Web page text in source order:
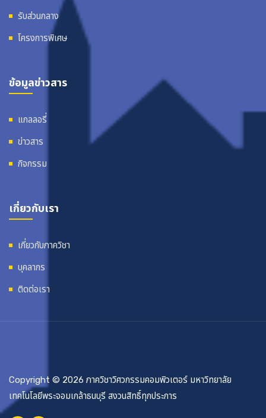
รับส่วนกลาง
โครงการพิเศษ
ข้อมูลข่าวสาร
แกลลอรี่
ข่าวสาร
กิจกรรม
เกี่ยวกับเรา
เกี่ยวกับภาควิชา
บุคลากร
ติดต่อเรา
Copyright © 2026 ภาควิชาวิศวกรรมคอมพิวเตอร์ มหาวิทยาลัย
เทคโนโลยีพระจอมเกล้าธนบุรี สงวนสิทธิ์ทุกประการ